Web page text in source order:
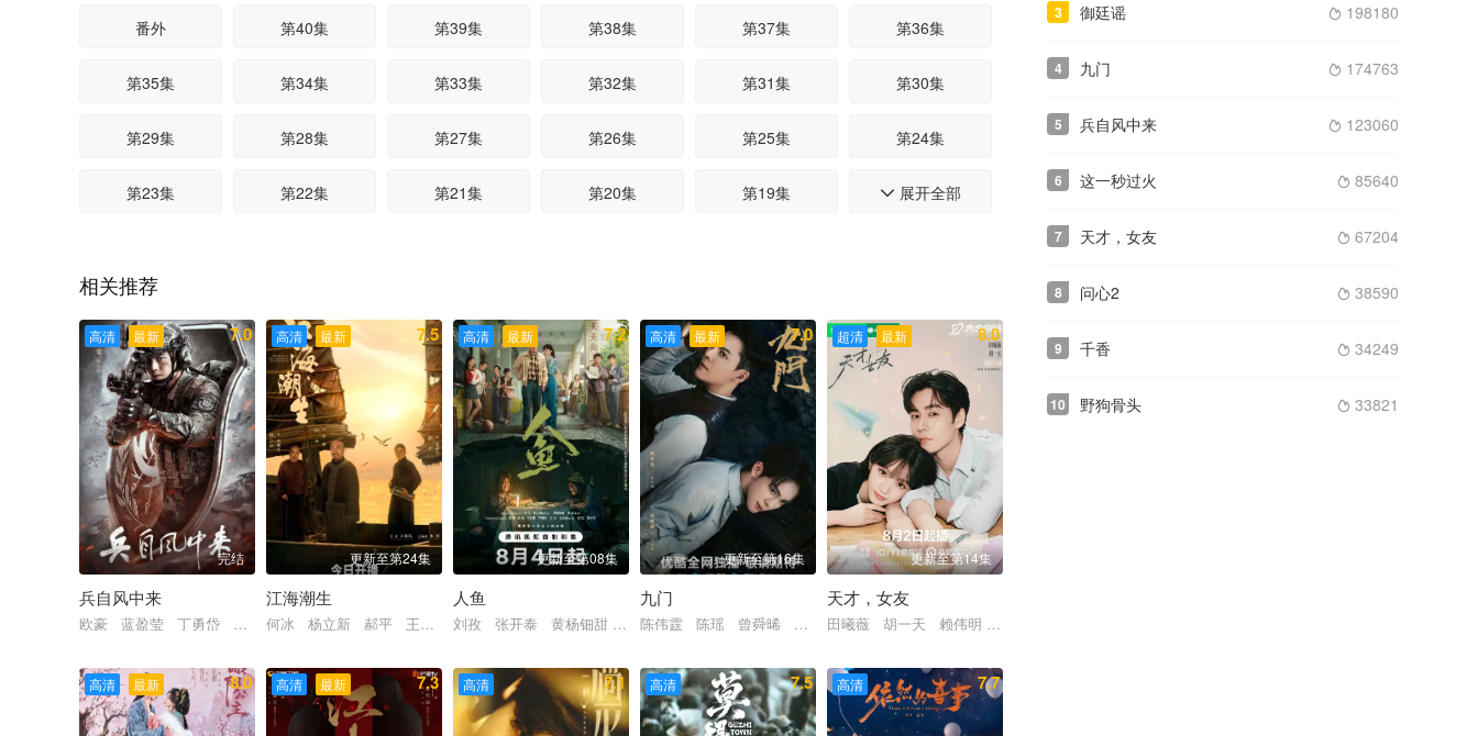
番外 第40集 第39集 第38集 第37集 第36集
第35集 第34集 第33集 第32集 第31集 第30集
第29集 第28集 第27集 第26集 第25集 第24集
第23集 第22集 第21集 第20集 第19集 第18集
第11集
第05集 第04集 第03集 第02集 第01集
 展开全部
相关推荐
最新
高清 7.0
完结
兵自风中来
欧豪 蓝盈莹 丁勇岱 史兰芽 刘奕君 阮巨 李幼斌 侯勇 于景骁 王春宇 关亚军
最新
高清 7.5
更新至第24集
江海潮生
何冰 杨立新 郝平 王鸥 海一天 黑子 谭洋 焦刚 丁柳元 焉栩嘉 陈乔恩 刘佳 毕彦君 董勇 沈保平 何中华
最新
高清 7.2
更新至第08集
人鱼
刘孜 张开泰 黄杨钿甜 董勇 张帆 陈创 何思甜 张棪琰 罗海琼 是安 赵健
最新
高清 7.0
更新至第16集
九门
陈伟霆 陈瑶 曾舜晞 王茂蕾 王奕婷 李乃文 释小龙 应灏铭 季肖冰 胡耘豪 徐正溪
最新
超清 8.0
更新至第14集
天才，女友
田曦薇 胡一天 赖伟明 安沺 夏浩然 厉嘉琪 孙梦秋 李佑川 邬家楷
最新
高清 8.0 最新
高清 7.3 高清 7.1 高清 7.5 高清 7.7
3  198180
御廷谣
4  174763
九门
5  123060
兵自风中来
6  85640
这一秒过火
7  67204
天才，女友
8  38590
问心2
9  34249
千香
10  33821
野狗骨头